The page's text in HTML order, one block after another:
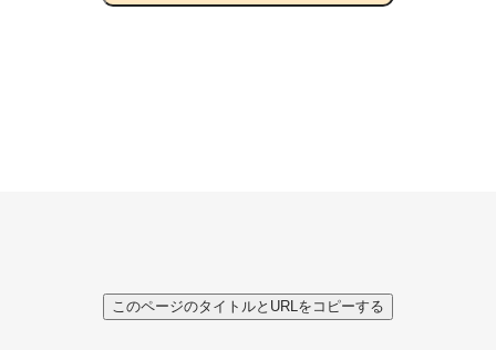
このページのタイトルとURLをコピーする